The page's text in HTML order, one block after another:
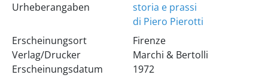
Urheberangaben
storia e prassi
di Piero Pierotti
Erscheinungsort
Verlag/Drucker
Erscheinungsdatum
Firenze
Marchi & Bertolli
1972